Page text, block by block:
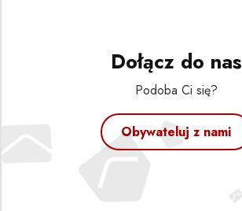
Dołącz do nas
Podoba Ci się?
Obywateluj z nami